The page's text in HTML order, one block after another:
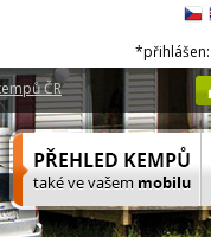
ČR
*přihlášen: